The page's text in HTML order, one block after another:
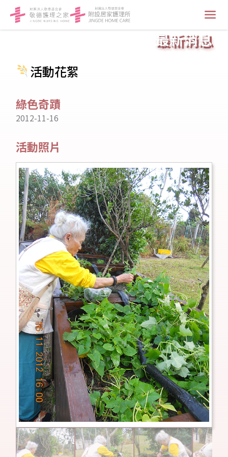
最新消息
活動花絮
綠色奇蹟
2012-11-16
活動照片